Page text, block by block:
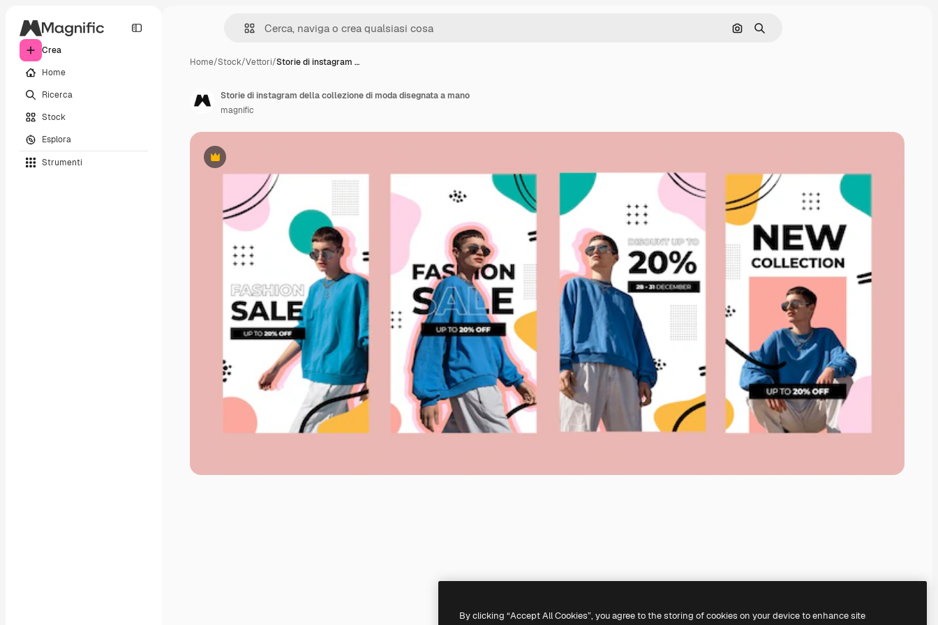
Crea
Home
Ricerca
Stock
Esplora
Strumenti
Cerca per immagine
Ricerca
Home/Stock/Vettori/Storie di instagram …
Premium
Storie di instagram della collezione di moda disegnata a mano
magnific
By clicking “Accept All Cookies”, you agree to the storing of cookies on your device to enhance site